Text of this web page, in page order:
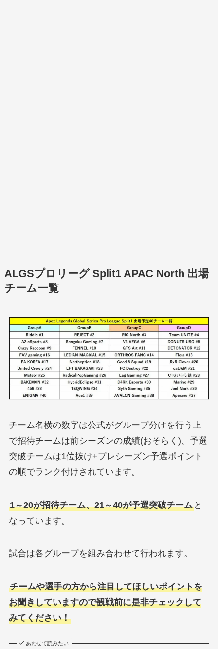
ALGSプロリーグ Split1 APAC North 出場
チーム一覧
チーム名横の数字は公式がグループ分けを行う上
で招待チームは前シーズンの成績(おそらく)、予選
突破チームは1位抜け+プレシーズン予選ポイント
の順でランク付けされています。
1～20が招待チーム、21～40が予選突破チームと
なっています。
試合は各グループを組み合わせて行われます。
チームや選手の方から注目してほしいポイントを
お聞きしていますので観戦前に是非チェックして
みてください！
あわせて読みたい